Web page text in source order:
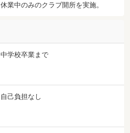
休業中のみのクラブ開所を実施。
中学校卒業まで
自己負担なし